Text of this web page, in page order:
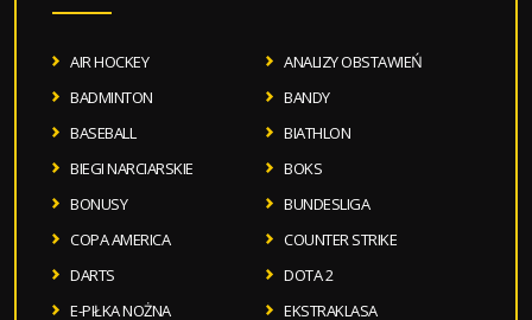
AIR HOCKEY
ANALIZY OBSTAWIEŃ
BADMINTON
BANDY
BASEBALL
BIATHLON
BIEGI NARCIARSKIE
BOKS
BONUSY
BUNDESLIGA
COPA AMERICA
COUNTER STRIKE
DARTS
DOTA 2
E-PIŁKA NOŻNA
EKSTRAKLASA